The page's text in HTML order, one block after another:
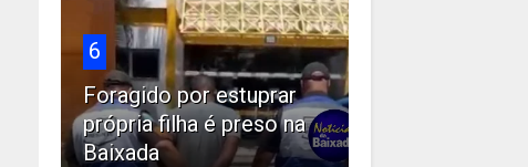
6
Foragido por estuprar
própria filha é preso na
Baixada